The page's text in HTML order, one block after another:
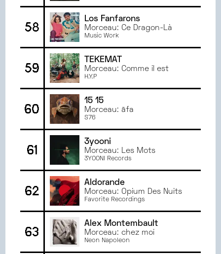
58
Los Fanfarons
Morceau: Ce Dragon-Là
Music Work
59
TEKEMAT
Morceau: Comme il est
H.Y.P
60
15 15
Morceau: āfa
S76
61
3yooni
Morceau: Les Mots
3YOONI Records
62
Aldorande
Morceau: Opium Des Nuits
Favorite Recordings
63
Alex Montembault
Morceau: chez moi
Neon Napoleon